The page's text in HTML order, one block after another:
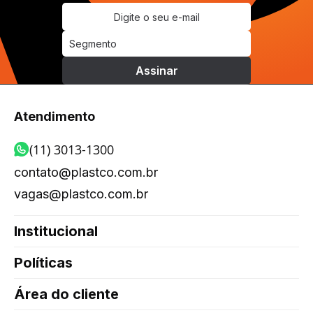
Atendimento
(11) 3013-1300
contato@plastco.com.br
vagas@plastco.com.br
Institucional
Políticas
Área do cliente